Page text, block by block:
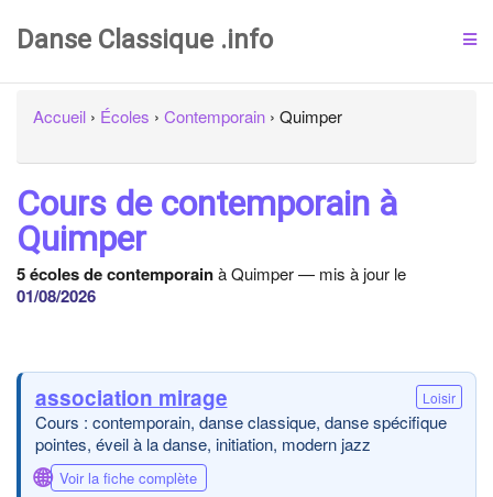
Danse Classique .info
Accueil › Écoles › Contemporain › Quimper
Cours de contemporain à
Quimper
5 écoles de contemporainà Quimper — mis à jour le
01/08/2026
association mirage Loisir
Cours : contemporain, danse classique, danse spécifique
pointes, éveil à la danse, initiation, modern jazz
🌐 Voir la fiche complète